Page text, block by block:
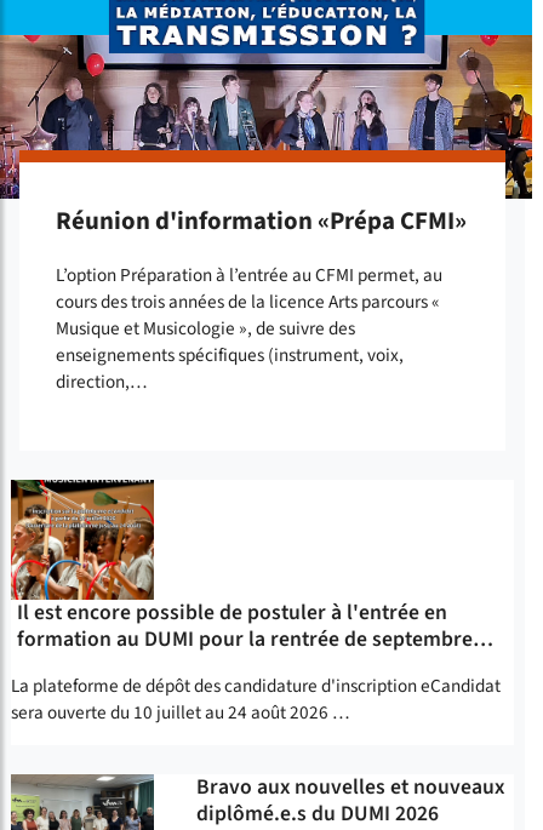
Réunion d'information «Prépa CFMI»
L’option Préparation à l’entrée au CFMI permet, au
cours des trois années de la licence Arts parcours «
Musique et Musicologie », de suivre des
enseignements spécifiques (instrument, voix,
direction,…
Il est encore possible de postuler à l'entrée en
formation au DUMI pour la rentrée de septembre…
La plateforme de dépôt des candidature d'inscriptioneCandidat
sera ouverte du 10 juillet au 24 août 2026 …
Bravo aux nouvelles et nouveaux
diplômé.e.s du DUMI 2026